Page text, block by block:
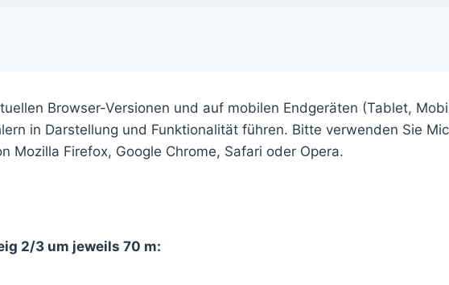
Browser-Versionen und auf mobilen Endgeräten (Tablet,
in Darstellung und Funktionalität führen. Bitte verwenden Sie
Mozilla Firefox, Google Chrome, Safari oder Opera.
2/3 um jeweils 70 m: